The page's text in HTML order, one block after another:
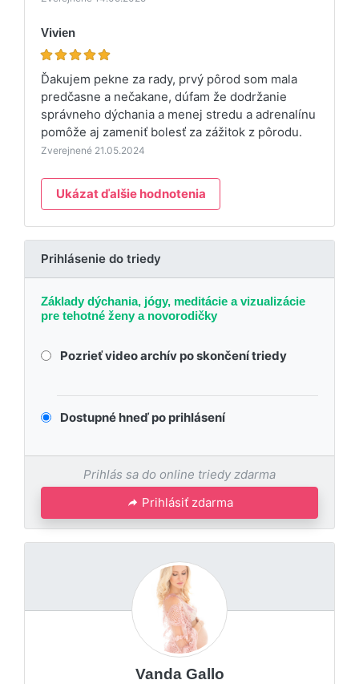
Vivien
Ďakujem pekne za rady, prvý pôrod som mala
predčasne a nečakane, dúfam že dodržanie
správneho dýchania a menej stredu a adrenalínu
pomôže aj zameniť bolesť za zážitok z pôrodu.
Zverejnené 21.05.2024
Ukázat ďalšie hodnotenia
Prihlásenie do triedy
Základy dýchania, jógy, meditácie a vizualizácie
pre tehotné ženy a novorodičky
Pozrieť video archív po skončení triedy
Dostupné hneď po prihlásení
Prihlás sa do online triedy zdarma
Prihlásiť zdarma
Vanda Gallo